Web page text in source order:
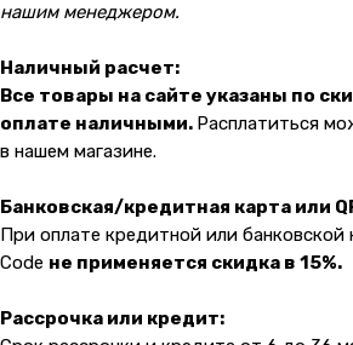
нашим менеджером.
Наличный расчет:
Все товары на сайте указаны по
оплате наличными. Расплатиться
в нашем магазине.
Банковская/кредитная карта или
При оплате кредитной или банковской
Code не применяется скидка в 15%.
Рассрочка или кредит:
Разработка: youx.agency